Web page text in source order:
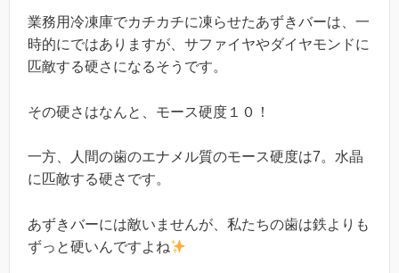
業務用冷凍庫でカチカチに凍らせたあずきバーは、一
時的にではありますが、サファイヤやダイヤモンドに
匹敵する硬さになるそうです。
その硬さはなんと、モース硬度１０！
一方、人間の歯のエナメル質のモース硬度は7。水晶
に匹敵する硬さです。
あずきバーには敵いませんが、私たちの歯は鉄よりも
ずっと硬いんですよね